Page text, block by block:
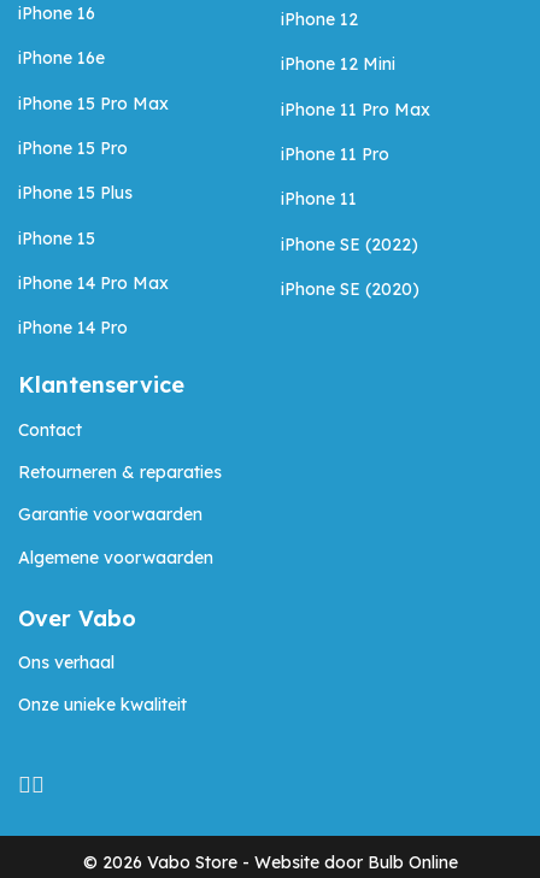
iPhone 16
iPhone 16e
iPhone 15 Pro Max
iPhone 15 Pro
iPhone 15 Plus
iPhone 15
iPhone 14 Pro Max
iPhone 14 Pro
iPhone 12
iPhone 12 Mini
iPhone 11 Pro Max
iPhone 11 Pro
iPhone 11
iPhone SE (2022)
iPhone SE (2020)
Klantenservice
Contact
Retourneren & reparaties
Garantie voorwaarden
Algemene voorwaarden
Over Vabo
Ons verhaal
Onze unieke kwaliteit
© 2026 Vabo Store - Website door Bulb Online